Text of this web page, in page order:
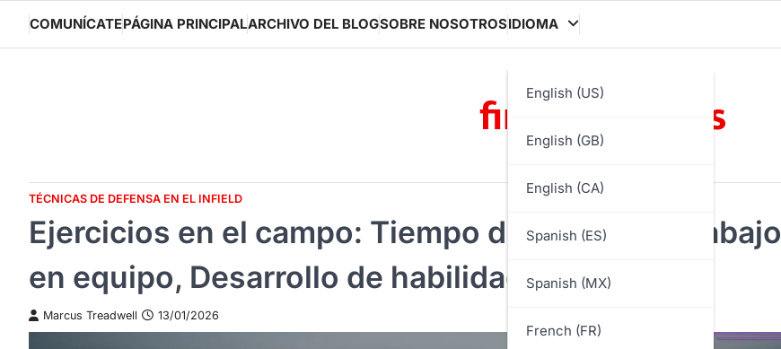
content
COMUNÍCATEPÁGINA PRINCIPALARCHIVO DEL BLOGSOBRE NOSOTROSIDIOMA
English (US)
English (GB)
English (CA)
Spanish (ES)
Spanish (MX)
French (FR)
finisherbox.es
TÉCNICAS DE DEFENSA EN EL INFIELD
Ejercicios en el campo: Tiempo de reacción, Trabajo
en equipo, Desarrollo de habilidades
Marcus Treadwell 13/01/2026